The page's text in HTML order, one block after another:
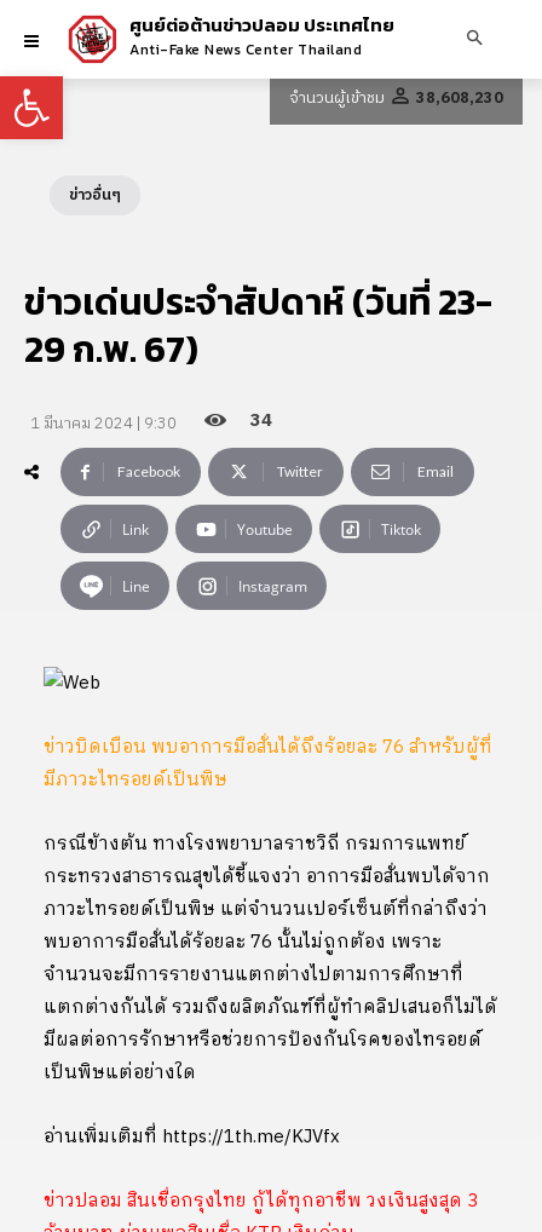
Open toolbar
ศูนย์ต่อต้านข่าวปลอม ประเทศไทย
Anti-Fake News Center Thailand
จำนวนผู้เข้าชม 38,608,230
ข่าวอื่นๆ
ข่าวเด่นประจำสัปดาห์ (วันที่ 23-
29 ก.พ. 67)
1 มีนาคม 2024 | 9:30 34
Facebook Twitter Email
Link Youtube Tiktok
Line Instagram
ข่าวบิดเบือน พบอาการมือสั่นได้ถึงร้อยละ 76 สำหรับผู้ที่
มีภาวะไทรอยด์เป็นพิษ
กรณีข้างต้น ทางโรงพยาบาลราชวิถี กรมการแพทย์
กระทรวงสาธารณสุขได้ชี้แจงว่า อาการมือสั่นพบได้จาก
ภาวะไทรอยด์เป็นพิษ แต่จำนวนเปอร์เซ็นต์ที่กล่าถึงว่า
พบอาการมือสั่นได้ร้อยละ 76 นั้นไม่ถูกต้อง เพราะ
จำนวนจะมีการรายงานแตกต่างไปตามการศึกษาที่
แตกต่างกันได้ รวมถึงผลิตภัณฑ์ที่ผู้ทำคลิปเสนอก็ไม่ได้
มีผลต่อการรักษาหรือช่วยการป้องกันโรคของไทรอยด์
เป็นพิษแต่อย่างใด
อ่านเพิ่มเติมที่ https://1th.me/KJVfx
ข่าวปลอม สินเชื่อกรุงไทย กู้ได้ทุกอาชีพ วงเงินสูงสุด 3